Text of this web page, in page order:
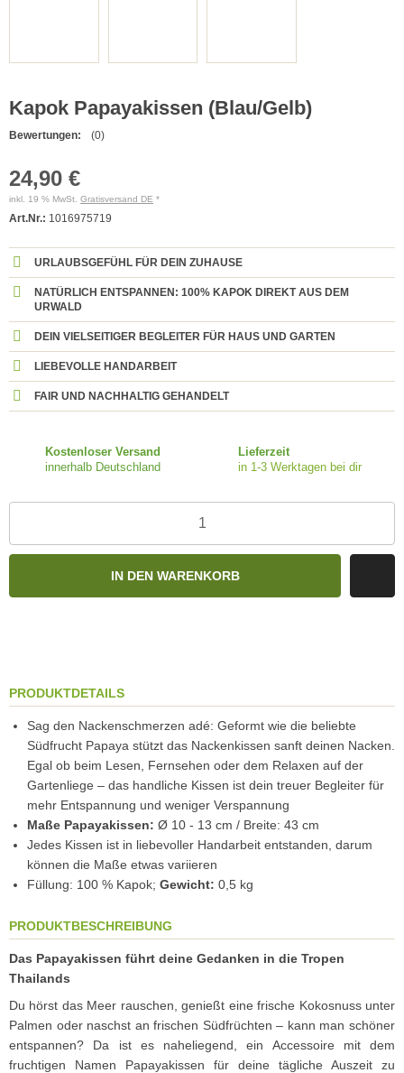
Kapok Papayakissen (Blau/Gelb)
Bewertungen: (0)
24,90 €
inkl. 19 % MwSt. Gratisversand DE *
Art.Nr.: 1016975719
URLAUBSGEFÜHL FÜR DEIN ZUHAUSE
NATÜRLICH ENTSPANNEN: 100% KAPOK DIREKT AUS DEM
URWALD
DEIN VIELSEITIGER BEGLEITER FÜR HAUS UND GARTEN
LIEBEVOLLE HANDARBEIT
FAIR UND NACHHALTIG GEHANDELT
Kostenloser Versand
innerhalb Deutschland
Lieferzeit
in 1-3 Werktagen bei dir
IN DEN WARENKORB
PRODUKTDETAILS
Sag den Nackenschmerzen adé: Geformt wie die beliebte
Südfrucht Papaya stützt das Nackenkissen sanft deinen Nacken.
Egal ob beim Lesen, Fernsehen oder dem Relaxen auf der
Gartenliege – das handliche Kissen ist dein treuer Begleiter für
mehr Entspannung und weniger Verspannung
Maße Papayakissen: Ø 10 - 13 cm / Breite: 43 cm
Jedes Kissen ist in liebevoller Handarbeit entstanden, darum
können die Maße etwas variieren
Füllung: 100 % Kapok; Gewicht: 0,5 kg
PRODUKTBESCHREIBUNG
Das Papayakissen führt deine Gedanken in die Tropen
Thailands
Du hörst das Meer rauschen, genießt eine frische Kokosnuss unter
Palmen oder naschst an frischen Südfrüchten – kann man schöner
entspannen? Da ist es naheliegend, ein Accessoire mit dem
fruchtigen Namen Papayakissen für deine tägliche Auszeit zu